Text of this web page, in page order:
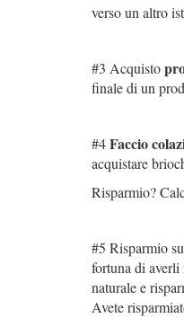
verso un altro
#3 Acquisto
finale di un
#4Faccio
acquistare
Risparmio?
#5 Risparmio
fortuna di averli
naturale e
Avete